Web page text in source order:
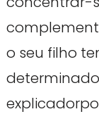
o seu filho